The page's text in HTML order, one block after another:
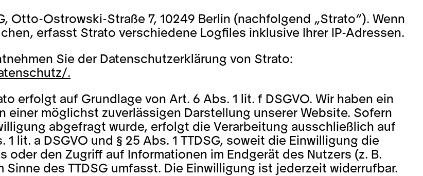
Otto-Ostrowski-Straße 7, 10249 Berlin (nachfolgend „Strato“). Wenn
erfasst Strato verschiedene Logfiles inklusive Ihrer IP-Adressen.
Sie der Datenschutzerklärung von Strato:
.
erfolgt auf Grundlage von Art. 6 Abs. 1 lit. f DSGVO. Wir haben ein
einer möglichst zuverlässigen Darstellung unserer Website. Sofern
abgefragt wurde, erfolgt die Verarbeitung ausschließlich auf
1 lit. a DSGVO und § 25 Abs. 1 TTDSG, soweit die Einwilligung die
oder den Zugriff auf Informationen im Endgerät des Nutzers (z. B.
Sinne des TTDSG umfasst. Die Einwilligung ist jederzeit widerrufbar.